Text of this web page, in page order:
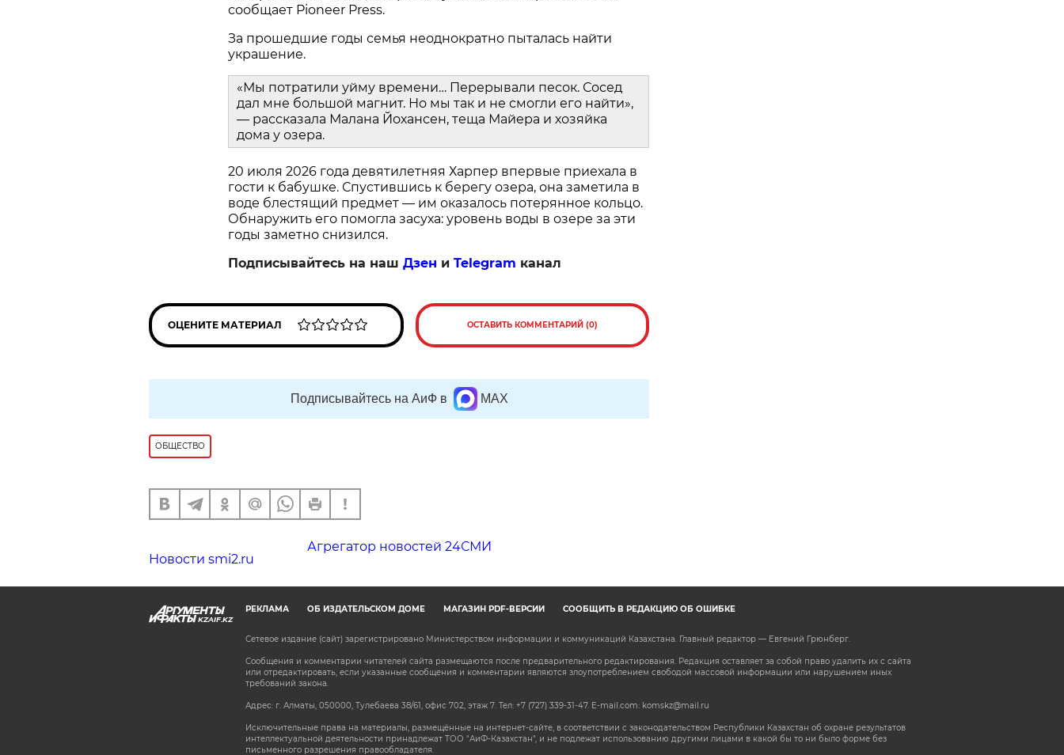
сообщает Pioneer Press.
За прошедшие годы семья неоднократно пыталась найти
украшение.
«Мы потратили уйму времени… Перерывали песок. Сосед
дал мне большой магнит. Но мы так и не смогли его найти»,
— рассказала Малана Йохансен, теща Майера и хозяйка
дома у озера.
20 июля 2026 года девятилетняя Харпер впервые приехала в
гости к бабушке. Спустившись к берегу озера, она заметила в
воде блестящий предмет — им оказалось потерянное кольцо.
Обнаружить его помогла засуха: уровень воды в озере за эти
годы заметно снизился.
Подписывайтесь на наш Дзен и Telegram канал
ОЦЕНИТЕ МАТЕРИАЛ ОСТАВИТЬ КОММЕНТАРИЙ (0)
Подписывайтесь на АиФ в MAX
ОБЩЕСТВО
Агрегатор новостей 24СМИ
Новости smi2.ru
KZAIF.KZ
РЕКЛАМА ОБ ИЗДАТЕЛЬСКОМ ДОМЕ МАГАЗИН PDF-ВЕРСИЙ СООБЩИТЬ В РЕДАКЦИЮ ОБ ОШИБКЕ
Сетевое издание (сайт) зарегистрировано Министерством информации и коммуникаций Казахстана. Главный редактор — Евгений Грюнберг.
Сообщения и комментарии читателей сайта размещаются после предварительного редактирования. Редакция оставляет за собой право удалить их с сайта
или отредактировать, если указанные сообщения и комментарии являются злоупотреблением свободой массовой информации или нарушением иных
требований закона.
Адрес: г. Алматы, 050000, Тулебаева 38/61, офис 702, этаж 7. Тел: +7 (727) 339-31-47. E-mail.com: komskz@mail.ru
Исключительные права на материалы, размещённые на интернет-сайте, в соответствии с законодательством Республики Казахстан об охране результатов
интеллектуальной деятельности принадлежат ТОО "АиФ-Казахстан", и не подлежат использованию другими лицами в какой бы то ни было форме без
письменного разрешения правообладателя.